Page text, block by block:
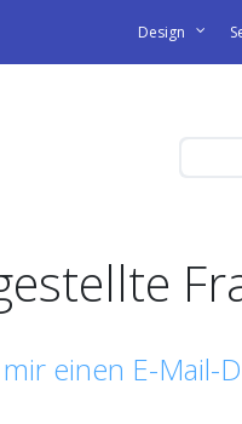
Design
einen E-Mail-